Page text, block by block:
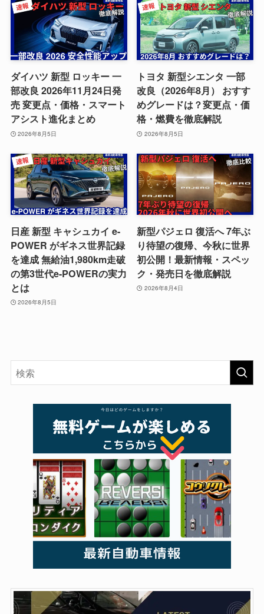
ダイハツ 新型 ロッキー 一
部改良 2026年11月24日発
売 変更点・価格・スマート
アシスト進化まとめ
2026年8月5日
トヨタ 新型シエンタ 一部
改良（2026年8月） おすす
めグレードは？変更点・価
格・燃費を徹底解説
2026年8月5日
日産 新型 キャシュカイ e-
POWER がギネス世界記録
を達成 無給油1,980km走破
の第3世代e-POWERの実力
とは
2026年8月5日
新型パジェロ 復活へ 7年ぶ
り待望の復帰、今秋に世界
初公開！最新情報・スペッ
ク・発売日を徹底解説
2026年8月4日